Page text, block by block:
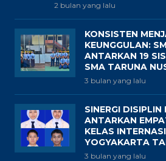
2 bulan yang lalu
KONSISTEN
KEUNGGULAN:
ANTARKAN 19
SMA TARUNA
3 bulan yang lalu
SINERGI
ANTARKAN
KELAS
YOGYAKARTA
3 bulan yang lalu